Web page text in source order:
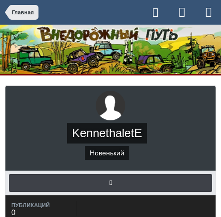
Главная
KennethaletE
Новенький
ПУБЛИКАЦИЙ
0